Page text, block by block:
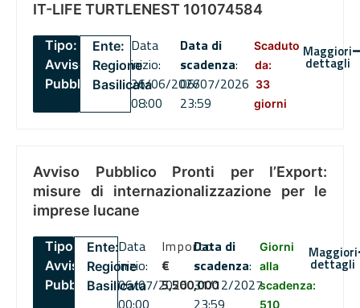
IT-LIFE TURTLENEST 101074584
Tipo:
Avviso
Pubblico
Ente:
Regione
Basilicata
Data
inizio:
26/06/2026
08:00
Data di
scadenza:
06/07/2026
23:59
Scaduto
da:
33
giorni
Maggiori
dettagli
Avviso Pubblico Pronti per l’Export:
misure di internazionalizzazione per le
imprese lucane
Tipo:
Avviso
Pubblico
Ente:
Regione
Basilicata
Data
inizio:
06/07/2026
Importo
€
5,500,000
Data di
scadenza:
31/12/2027
Giorni
alla
scadenza:
510
Maggiori
dettagli